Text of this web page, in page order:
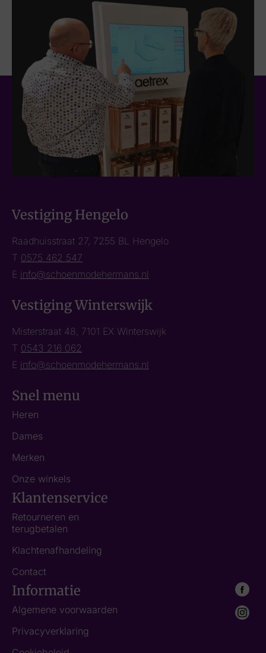
Vestiging Hengelo
Raadhuisstraat 27, 7255 BL Hengelo
T 0575 462 547
E info@schoenmodehermans.nl
Vestiging Winterswijk
Misterstraat 48, 7101 EX Winterswijk
T 0543 216 062
E info@schoenmodehermans.nl
Snel menu
Heren
Dames
Merken
Onze winkels
Klantenservice
Retourneren en
terugbetalen
Klachtenafhandeling
Contact
Informatie
Algemene voorwaarden
Privacyverklaring